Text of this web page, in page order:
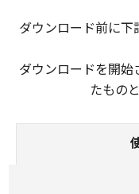
ダウンロード前に下
ダウンロードを開
たもの